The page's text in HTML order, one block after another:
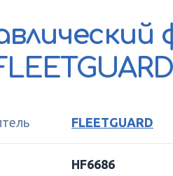
FLEETGUARD
HF6686